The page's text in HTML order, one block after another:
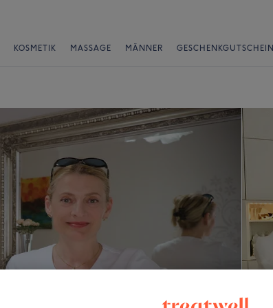
KOSMETIK MASSAGE MÄNNER GESCHENKGUTSCHEIN